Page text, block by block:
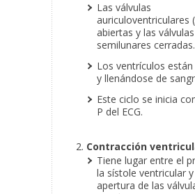
Las válvulas
auriculoventriculares
abiertas y las válvulas
semilunares cerradas.
Los ventrículos
y llenándose de
Este ciclo se inicia
P del ECG.
Contracción
Tiene lugar entre el
la sístole ventricular y
apertura de las